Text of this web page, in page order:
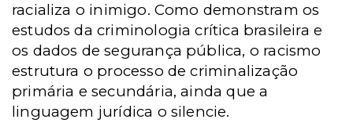
racializa o inimigo. Como demonstram os
estudos da criminologia crítica brasileira e
os dados de segurança pública, o racismo
estrutura o processo de criminalização
primária e secundária, ainda que a
linguagem jurídica o silencie.